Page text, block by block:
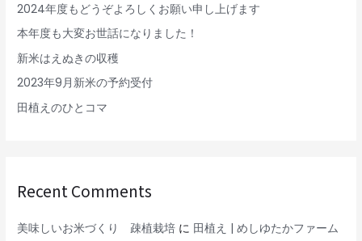
2024年度もどうぞよろしくお願い申し上げます
本年度も大変お世話になりました！
新米はえぬきの収穫
2023年9月新米の予約受付
田植えのひとコマ
Recent Comments
美味しいお米づくり 疎植栽培 に 田植え | めしゆたかファーム